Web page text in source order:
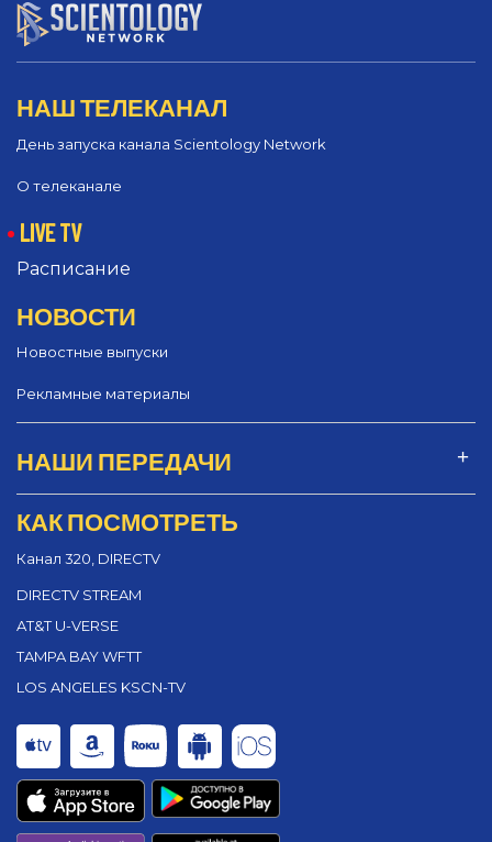
НАШ ТЕЛЕКАНАЛ
День запуска канала Scientology Network
О телеканале
LIVE TV
Расписание
НОВОСТИ
Новостные выпуски
Рекламные материалы
НАШИ ПЕРЕДАЧИ
КАК ПОСМОТРЕТЬ
Канал 320, DIRECTV
DIRECTV STREAM
AT&T U-VERSE
TAMPA BAY WFTT
LOS ANGELES KSCN-TV